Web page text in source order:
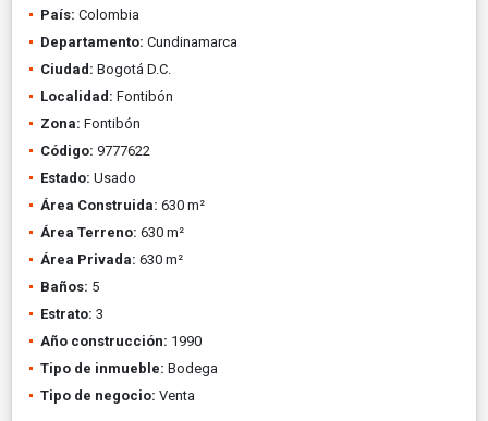
País: Colombia
Departamento: Cundinamarca
Ciudad: Bogotá D.C.
Localidad: Fontibón
Zona: Fontibón
Código: 9777622
Estado: Usado
Área Construida: 630 m²
Área Terreno: 630 m²
Área Privada: 630 m²
Baños: 5
Estrato: 3
Año construcción: 1990
Tipo de inmueble: Bodega
Tipo de negocio: Venta